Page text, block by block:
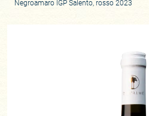
Negroamaro IGP Salento, rosso 2023